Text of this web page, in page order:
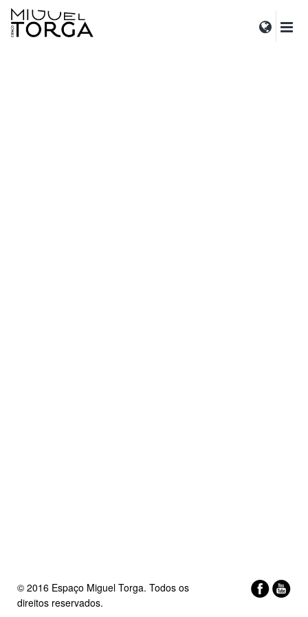
© 2016 Espaço Miguel Torga. Todos os
direitos reservados.